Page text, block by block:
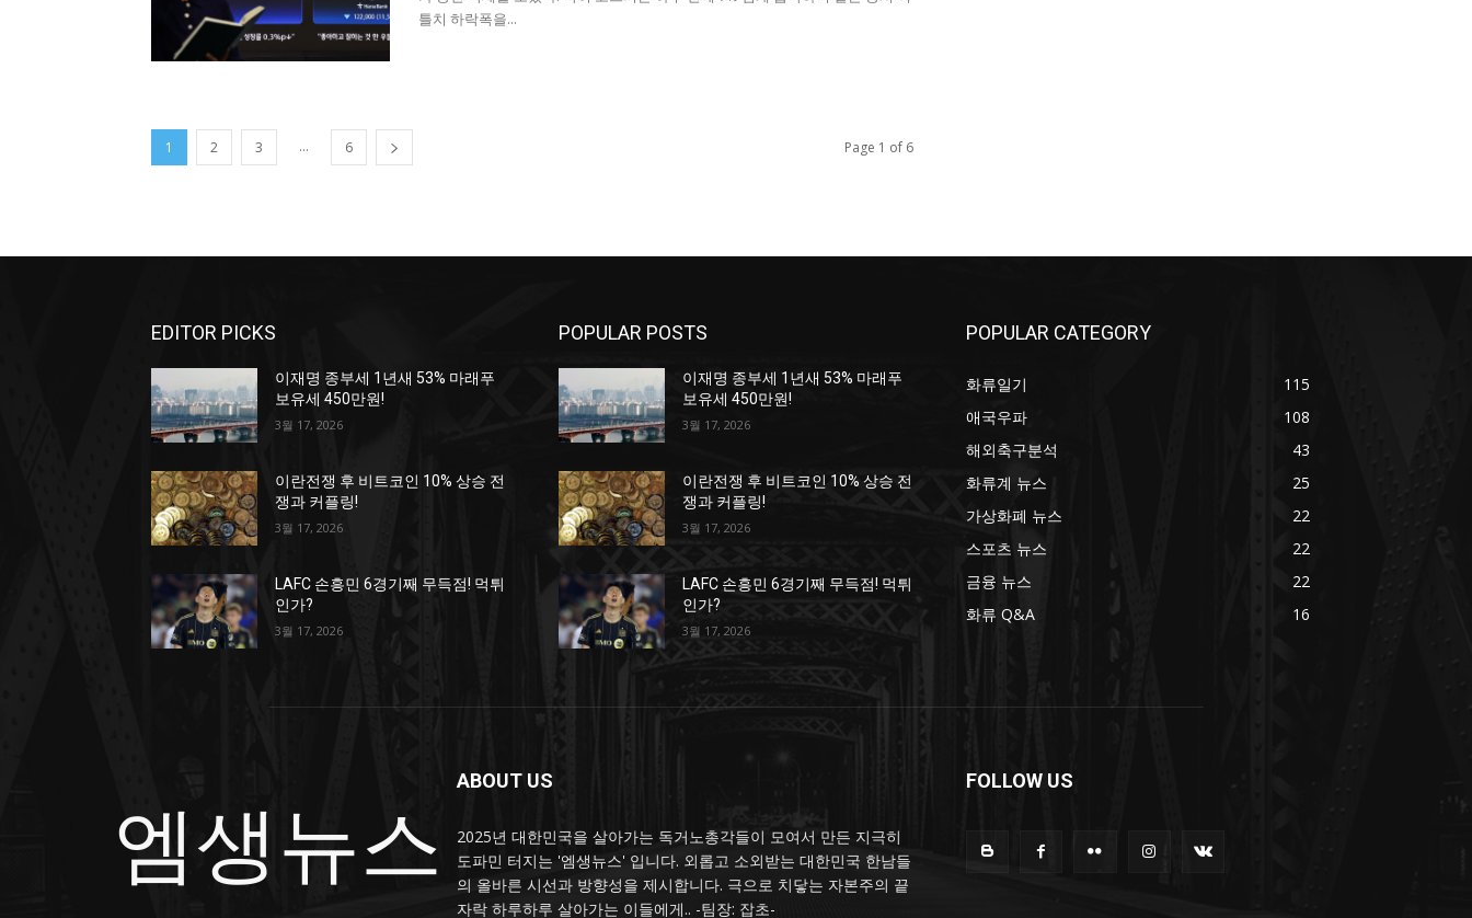
틀치 하락폭을...
1 2 3 ... 6 Page 1 of 6
EDITOR PICKS
이재명 종부세 1년새 53% 마래푸
보유세 450만원!
3월 17, 2026
이란전쟁 후 비트코인 10% 상승 전
쟁과 커플링!
3월 17, 2026
LAFC 손흥민 6경기째 무득점! 먹튀
인가?
3월 17, 2026
POPULAR POSTS
이재명 종부세 1년새 53% 마래푸
보유세 450만원!
3월 17, 2026
이란전쟁 후 비트코인 10% 상승 전
쟁과 커플링!
3월 17, 2026
LAFC 손흥민 6경기째 무득점! 먹튀
인가?
3월 17, 2026
POPULAR CATEGORY
화류일기
115
애국우파
108
해외축구분석
43
화류계 뉴스
25
가상화폐 뉴스
22
스포츠 뉴스
22
금융 뉴스
22
화류 Q&A
16
엠생뉴스
ABOUT US
2025년 대한민국을 살아가는 독거노총각들이 모여서 만든 지극히
도파민 터지는 '엠생뉴스' 입니다. 외롭고 소외받는 대한민국 한남들
의 올바른 시선과 방향성을 제시합니다. 극으로 치닿는 자본주의 끝
자락 하루하루 살아가는 이들에게.. -팀장: 잡초-
FOLLOW US